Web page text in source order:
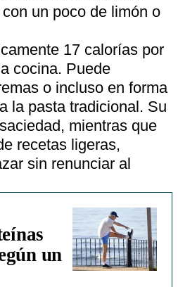
un poco de limón o
17 calorías por
cocina. Puede
o incluso en forma
la pasta tradicional. Su
mientras que
recetas ligeras,
sin renunciar al
un